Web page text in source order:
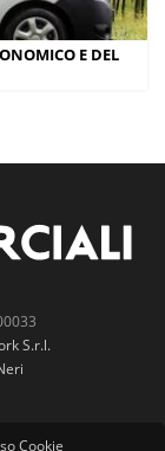
E DEL
S.r.l.
Cookie